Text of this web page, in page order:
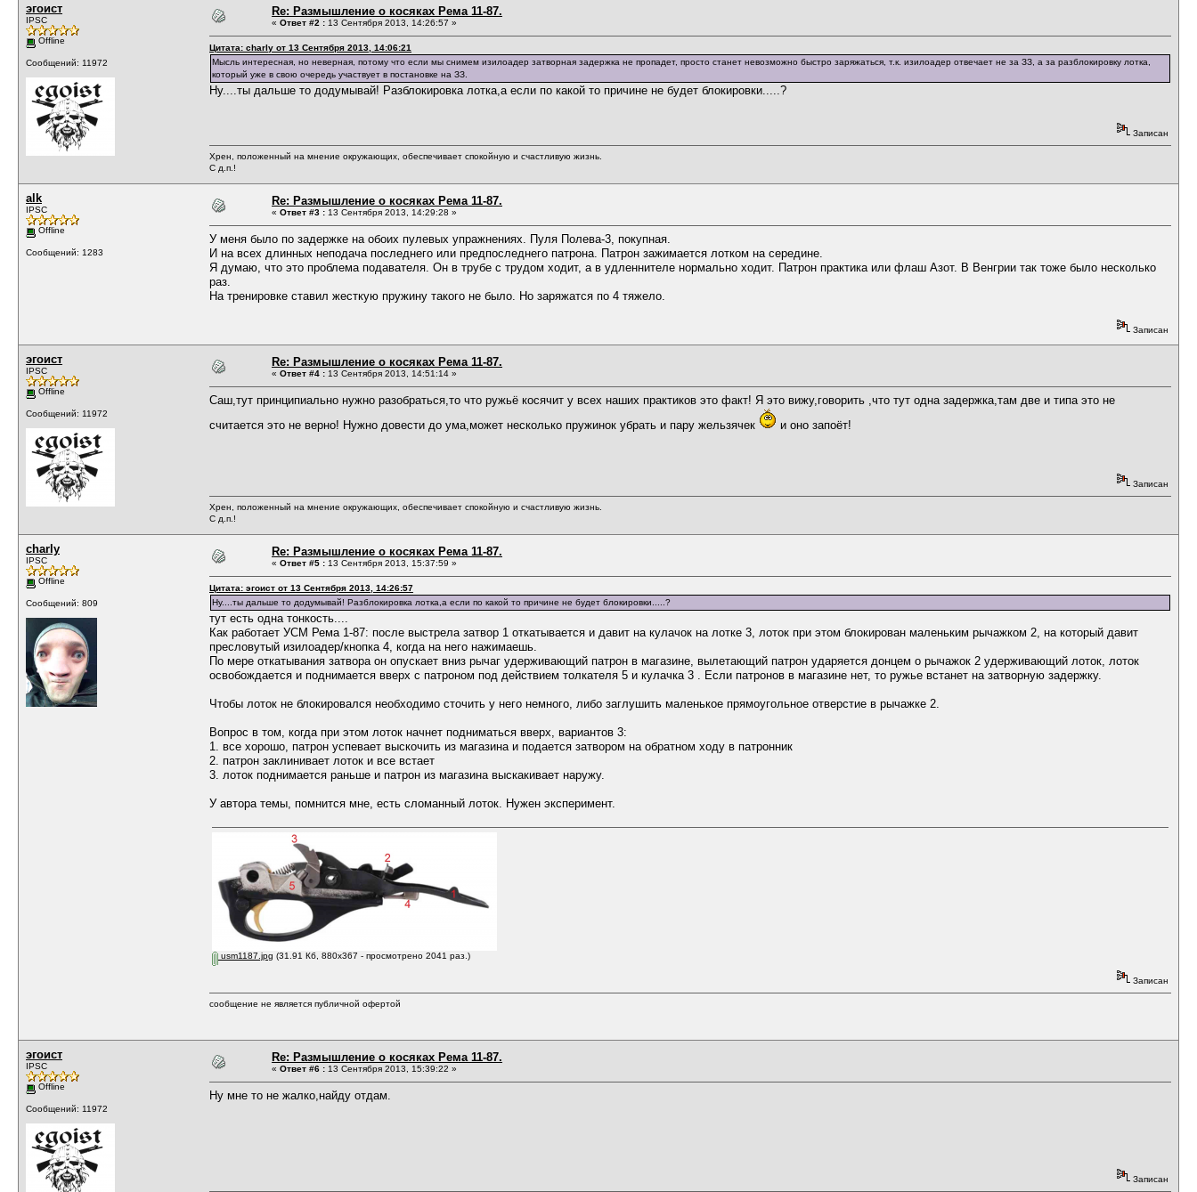
эгоист
IPSC
Offline
Сообщений: 11972
Re: Размышление о косяках Рема 11-87.
« Ответ #2 : 13 Сентября 2013, 14:26:57 »
Цитата: charly от 13 Сентября 2013, 14:06:21
Мысль интересная, но неверная, потому что если мы снимем изилоадер затворная задержка не пропадет, просто станет невозможно быстро заряжаться, т.к. изилоадер отвечает не за ЗЗ, а за разблокировку лотка,
который уже в свою очередь участвует в постановке на ЗЗ.
Ну....ты дальше то додумывай! Разблокировка лотка,а если по какой то причине не будет блокировки.....?
Записан
Хрен, положенный на мнение окружающих, обеспечивает спокойную и счастливую жизнь.
С д.п.!
alk
IPSC
Offline
Сообщений: 1283
Re: Размышление о косяках Рема 11-87.
« Ответ #3 : 13 Сентября 2013, 14:29:28 »
У меня было по задержке на обоих пулевых упражнениях. Пуля Полева-3, покупная.
И на всех длинных неподача последнего или предпоследнего патрона. Патрон зажимается лотком на середине.
Я думаю, что это проблема подавателя. Он в трубе с трудом ходит, а в удленнителе нормально ходит. Патрон практика или флаш Азот. В Венгрии так тоже было несколько
раз.
На тренировке ставил жесткую пружину такого не было. Но заряжатся по 4 тяжело.
Записан
эгоист
IPSC
Offline
Сообщений: 11972
Re: Размышление о косяках Рема 11-87.
« Ответ #4 : 13 Сентября 2013, 14:51:14 »
Саш,тут принципиально нужно разобраться,то что ружьё косячит у всех наших практиков это факт! Я это вижу,говорить ,что тут одна задержка,там две и типа это не
считается это не верно! Нужно довести до ума,может несколько пружинок убрать и пару жельзячек
и оно запоёт!
Записан
Хрен, положенный на мнение окружающих, обеспечивает спокойную и счастливую жизнь.
С д.п.!
charly
IPSC
Offline
Сообщений: 809
Re: Размышление о косяках Рема 11-87.
« Ответ #5 : 13 Сентября 2013, 15:37:59 »
Цитата: эгоист от 13 Сентября 2013, 14:26:57
Ну....ты дальше то додумывай! Разблокировка лотка,а если по какой то причине не будет блокировки.....?
тут есть одна тонкость....
Как работает УСМ Рема 1-87: после выстрела затвор 1 откатывается и давит на кулачок на лотке 3, лоток при этом блокирован маленьким рычажком 2, на который давит
пресловутый изилоадер/кнопка 4, когда на него нажимаешь.
По мере откатывания затвора он опускает вниз рычаг удерживающий патрон в магазине, вылетающий патрон ударяется донцем о рычажок 2 удерживающий лоток, лоток
освобождается и поднимается вверх с патроном под действием толкателя 5 и кулачка 3 . Если патронов в магазине нет, то ружье встанет на затворную задержку.
Чтобы лоток не блокировался необходимо сточить у него немного, либо заглушить маленькое прямоугольное отверстие в рычажке 2.
Вопрос в том, когда при этом лоток начнет подниматься вверх, вариантов 3:
1. все хорошо, патрон успевает выскочить из магазина и подается затвором на обратном ходу в патронник
2. патрон заклинивает лоток и все встает
3. лоток поднимается раньше и патрон из магазина выскакивает наружу.
У автора темы, помнится мне, есть сломанный лоток. Нужен эксперимент.
usm1187.jpg (31.91 Кб, 880x367 - просмотрено 2041 раз.)
Записан
сообщение не является публичной офертой
эгоист
IPSC
Offline
Сообщений: 11972
Re: Размышление о косяках Рема 11-87.
« Ответ #6 : 13 Сентября 2013, 15:39:22 »
Ну мне то не жалко,найду отдам.
Записан